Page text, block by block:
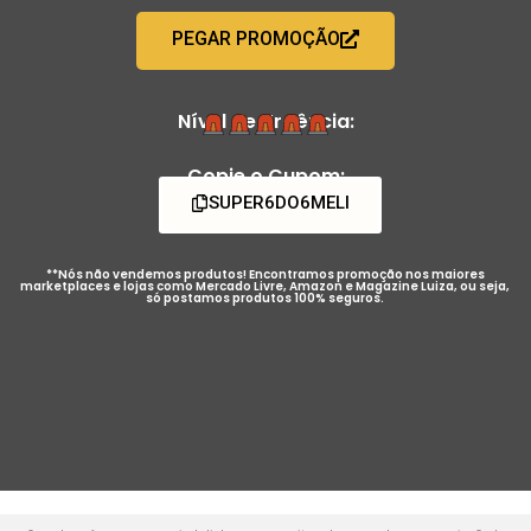
PEGAR PROMOÇÃO
Nível de Urgência:
Copie o Cupom:
SUPER6DO6MELI
**Nós não vendemos produtos! Encontramos promoção nos maiores
marketplaces e lojas como Mercado Livre, Amazon e Magazine Luiza, ou seja,
só postamos produtos 100% seguros.